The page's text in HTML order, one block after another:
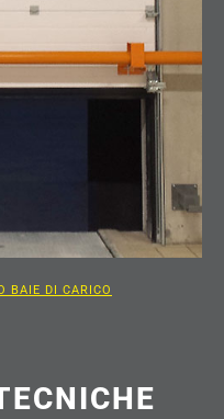
BAIE DI CARICO